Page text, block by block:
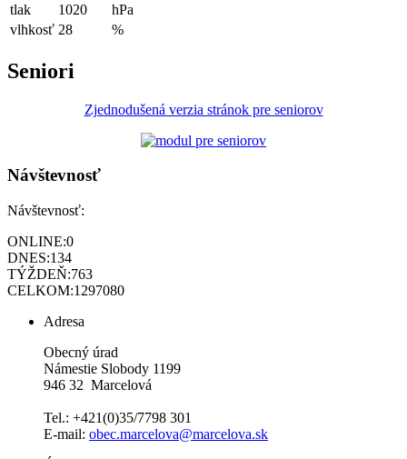
tlak
1020
hPa
vlhkosť 28 %
Seniori
Zjednodušená verzia stránok pre seniorov
Návštevnosť
Návštevnosť:
ONLINE:0
DNES:134
TÝŽDEŇ:763
CELKOM:1297080
Adresa
Obecný úrad
Námestie Slobody 1199
946 32 Marcelová
Tel.: +421(0)35/7798 301
E-mail: obec.marcelova@marcelova.sk